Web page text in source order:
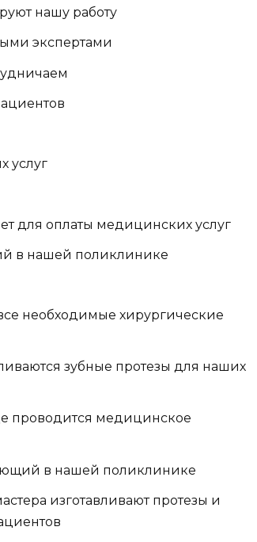
нашу работу
экспертами
услуг
для оплаты медицинских услуг
в нашей поликлинике
необходимые хирургические
зубные протезы для наших
проводится медицинское
в нашей поликлинике
изготавливают протезы и